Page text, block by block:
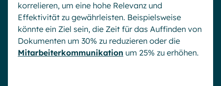
korrelieren, um eine hohe Relevanz und
Effektivität zu gewährleisten. Beispielsweise
könnte ein Ziel sein, die Zeit für das Auffinden von
Dokumenten um 30% zu reduzieren oder die
Mitarbeiterkommunikation um 25% zu erhöhen.